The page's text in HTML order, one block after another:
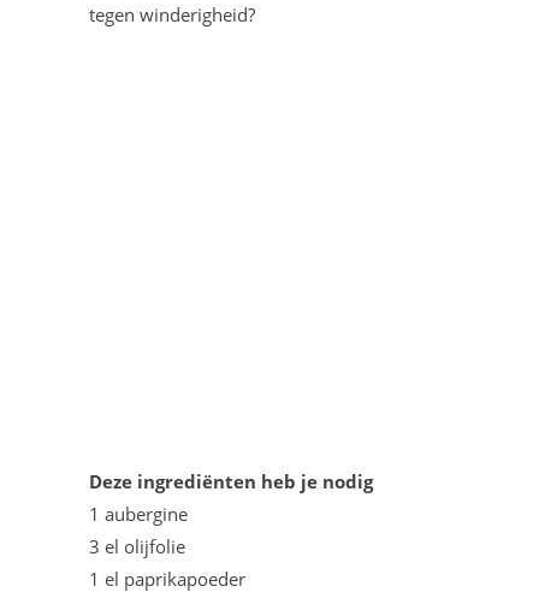
tegen winderigheid?
Deze ingrediënten heb je nodig
1 aubergine
3 el olijfolie
1 el paprikapoeder